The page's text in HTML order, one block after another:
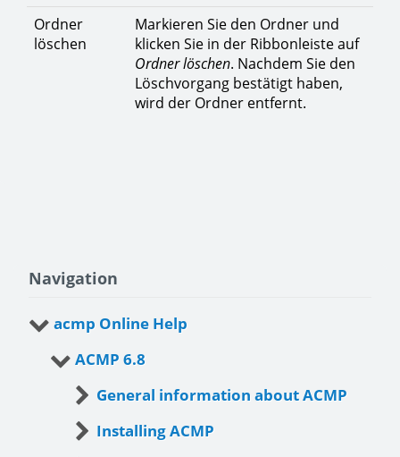
Ordner
löschen
Markieren Sie den Ordner und
klicken Sie in der Ribbonleiste auf
Ordner löschen. Nachdem Sie den
Löschvorgang bestätigt haben,
wird der Ordner entfernt.
Navigation
acmp Online Help
ACMP 6.8
General information about ACMP
Installing ACMP